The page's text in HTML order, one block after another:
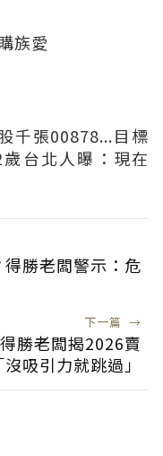
族愛
千張00878...目標
台北人曝：現在
勝老闆警示：危
下一篇 →
勝老闆揭2026賣
吸引力就跳過」